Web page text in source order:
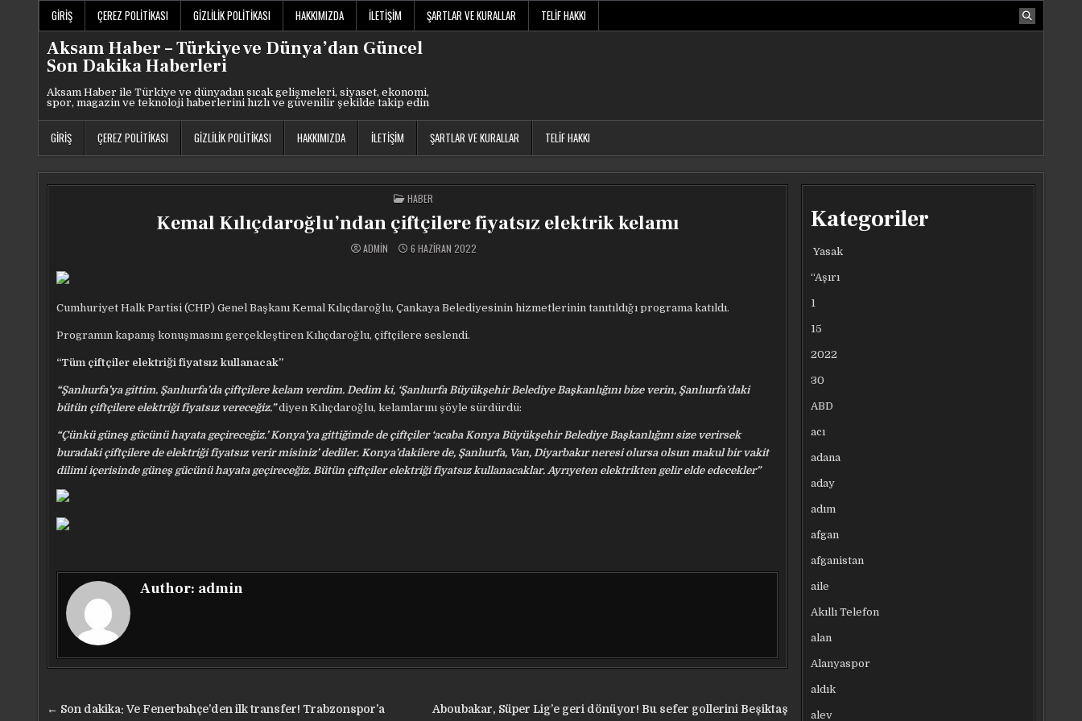
GIRIŞ ÇEREZ POLITIKASI GIZLILIK POLITIKASI HAKKIMIZDA İLETIŞIM ŞARTLAR VE KURALLAR TELIF HAKKI
Aksam Haber – Türkiye ve Dünya’dan Güncel
Son Dakika Haberleri
Aksam Haber ile Türkiye ve dünyadan sıcak gelişmeleri, siyaset, ekonomi,
spor, magazin ve teknoloji haberlerini hızlı ve güvenilir şekilde takip edin
GIRIŞ ÇEREZ POLITIKASI GIZLILIK POLITIKASI HAKKIMIZDA İLETIŞIM ŞARTLAR VE KURALLAR TELIF HAKKI
POSTED
IN
HABER
Kemal Kılıçdaroğlu’ndan çiftçilere fiyatsız elektrik kelamı
ADMIN 6 HAZIRAN 2022
Cumhuriyet Halk Partisi (CHP) Genel Başkanı Kemal Kılıçdaroğlu, Çankaya Belediyesinin hizmetlerinin tanıtıldığı programa katıldı.
Programın kapanış konuşmasını gerçekleştiren Kılıçdaroğlu, çiftçilere seslendi.
“Tüm çiftçiler elektriği fiyatsız kullanacak”
“Şanlıurfa’ya gittim. Şanlıurfa’da çiftçilere kelam verdim. Dedim ki, ‘Şanlıurfa Büyükşehir Belediye Başkanlığını bize verin, Şanlıurfa’daki
bütün çiftçilere elektriği fiyatsız vereceğiz.”diyen Kılıçdaroğlu, kelamlarını şöyle sürdürdü:
“Çünkü güneş gücünü hayata geçireceğiz.’ Konya’ya gittiğimde de çiftçiler ‘acaba Konya Büyükşehir Belediye Başkanlığını size verirsek
buradaki çiftçilere de elektriği fiyatsız verir misiniz’ dediler. Konya’dakilere de, Şanlıurfa, Van, Diyarbakır neresi olursa olsun makul bir vakit
dilimi içerisinde güneş gücünü hayata geçireceğiz. Bütün çiftçiler elektriği fiyatsız kullanacaklar. Ayrıyeten elektrikten gelir elde edecekler”
Author: admin
Yazı
Aboubakar, Süper Lig’e geri dönüyor! Bu sefer gollerini Beşiktaş
← Son dakika: Ve Fenerbahçe’den ilk transfer! Trabzonspor’a
Kategoriler
Yasak
“Aşırı
1
15
2022
30
ABD
acı
adana
aday
adım
afgan
afganistan
aile
Akıllı Telefon
alan
Alanyaspor
aldık
alev